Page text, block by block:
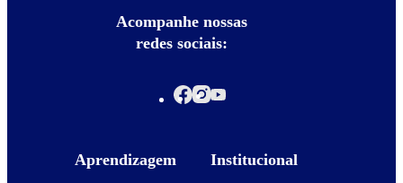
Acompanhe nossas
redes sociais:
Aprendizagem Institucional